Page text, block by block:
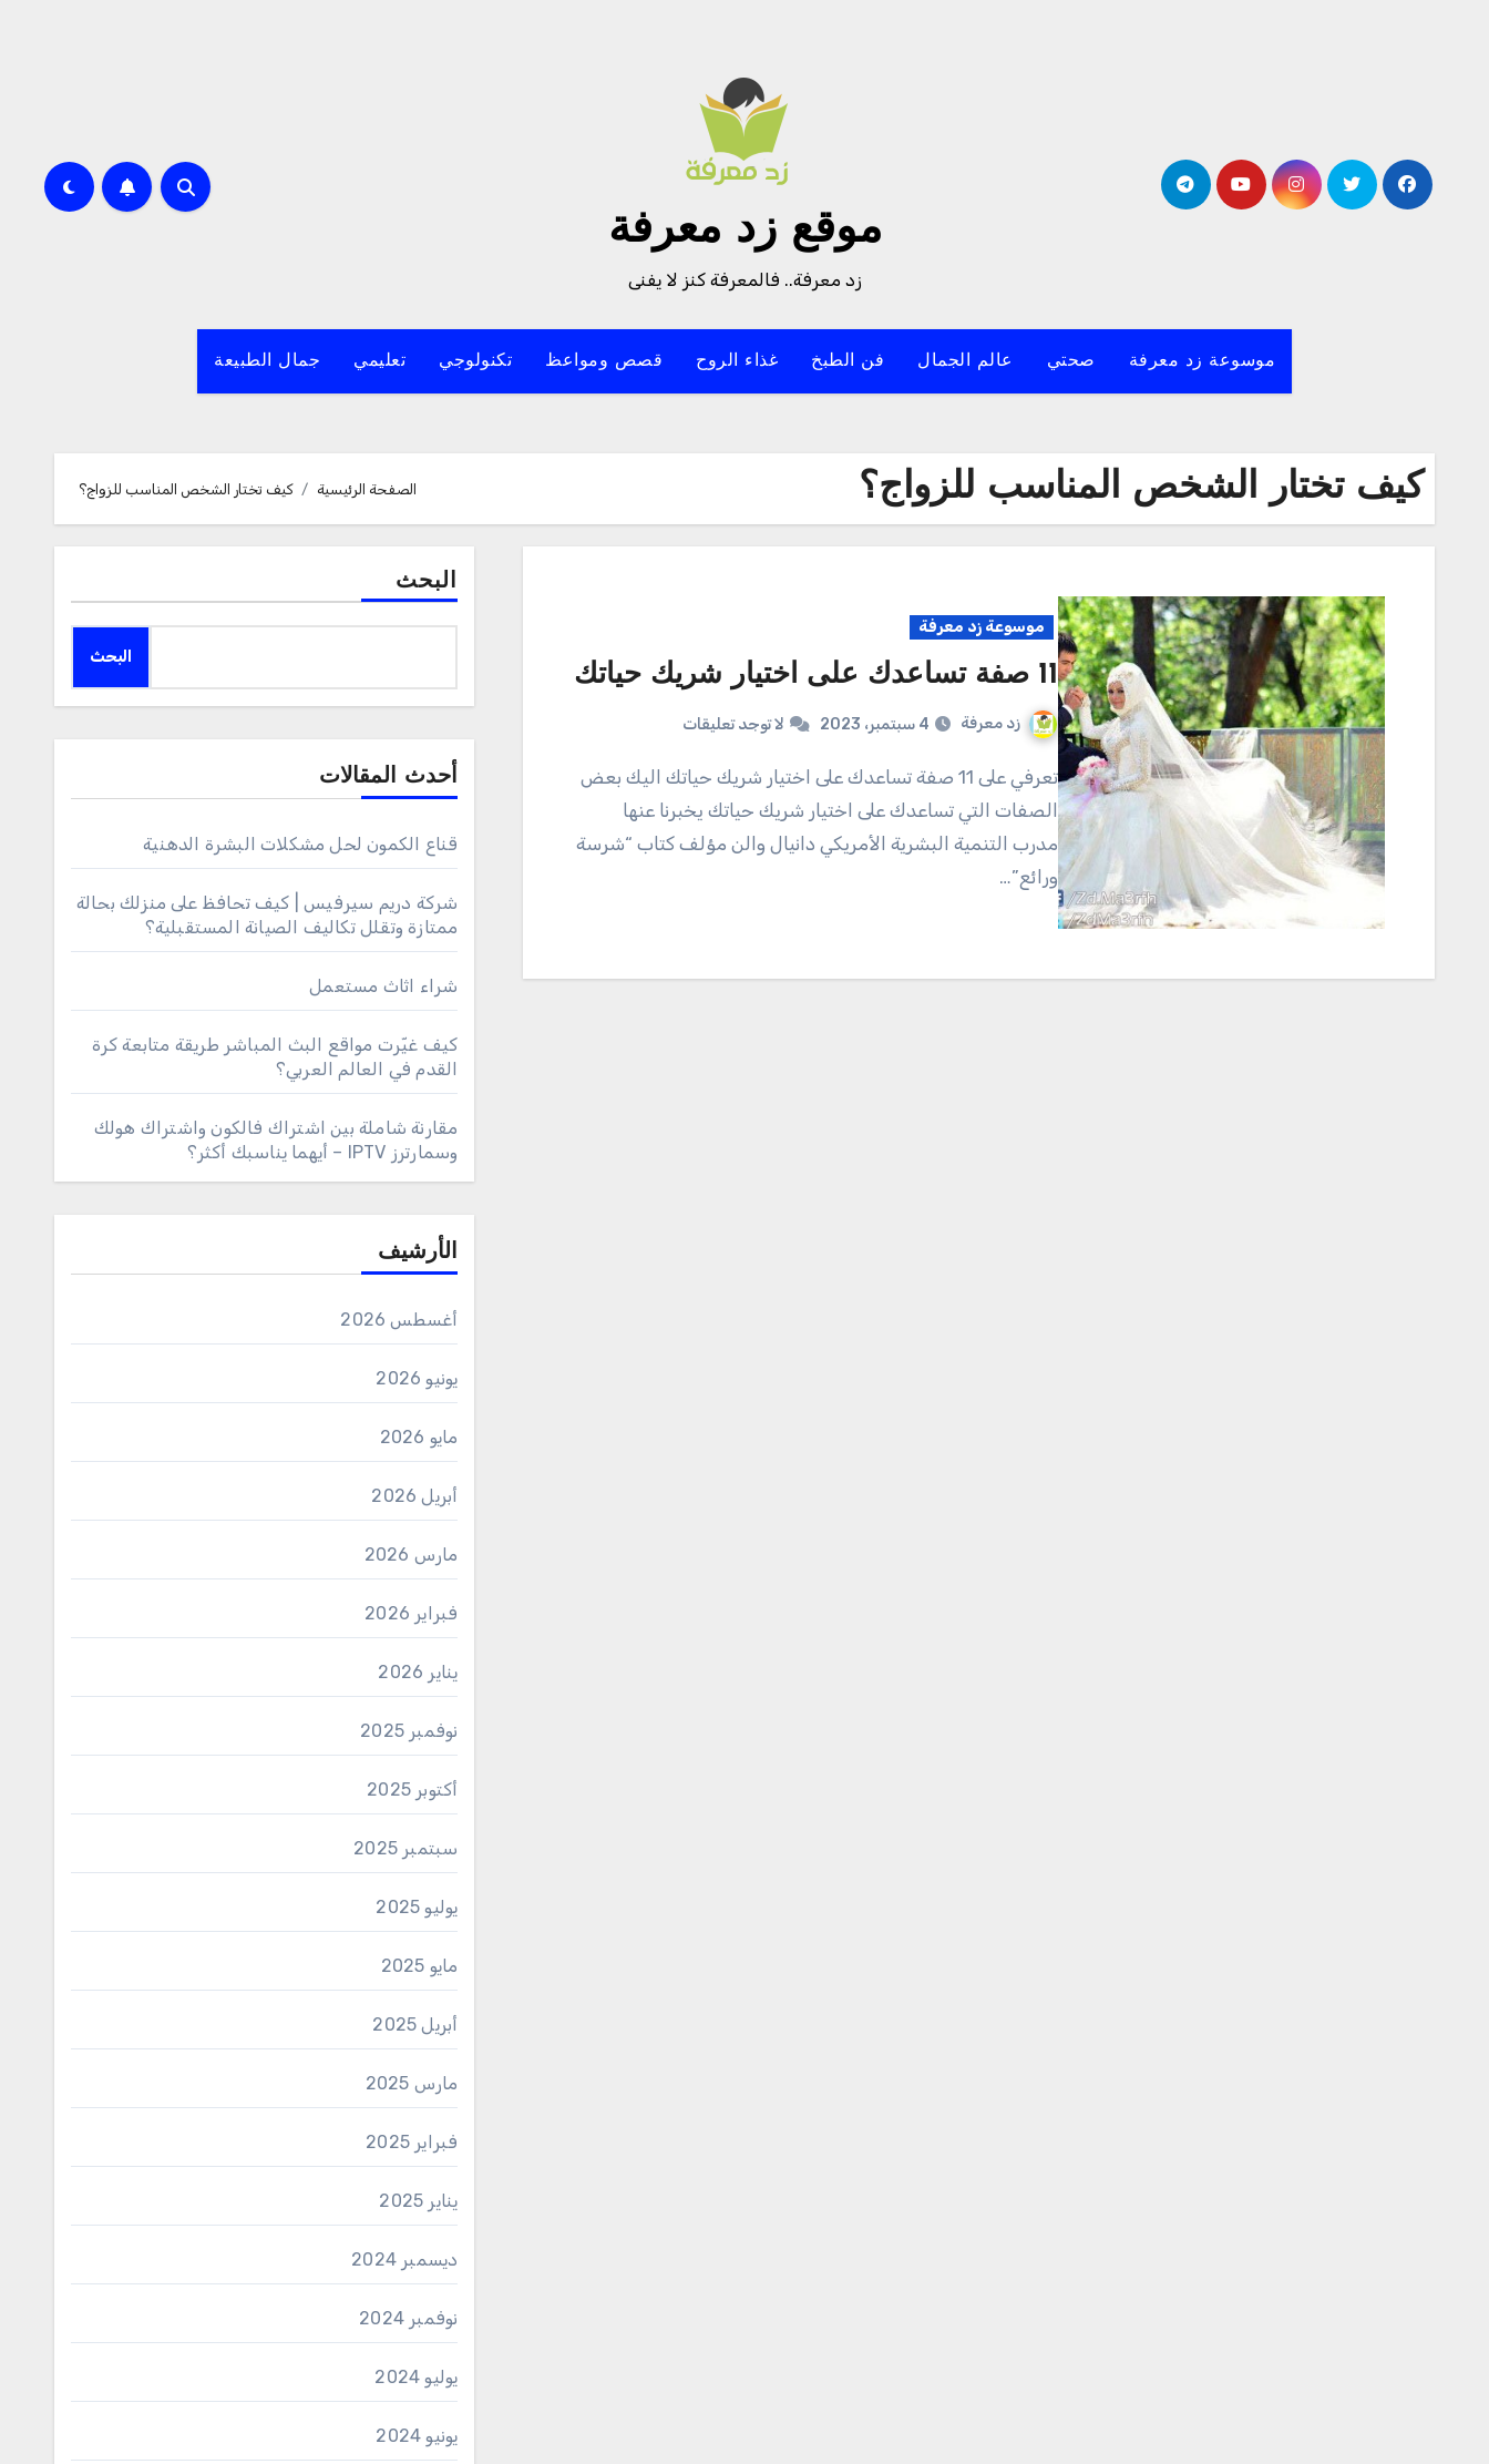
موقع زد معرفة
زد معرفة.. فالمعرفة كنز لا يفنى
موسوعة زد معرفة صحتي عالم الجمال فن الطبخ غذاء الروح قصص ومواعظ تكنولوجي تعليمي جمال الطبيعة
كيف تختار الشخص المناسب للزواج؟ الصفحة الرئيسية كيف تختار الشخص المناسب للزواج؟
موسوعة زد معرفة
11 صفة تساعدك على اختيار شريك حياتك
زد معرفة 4 سبتمبر، 2023 لا توجد تعليقات
تعرفي على 11 صفة تساعدك على اختيار شريك حياتك اليك بعض
الصفات التي تساعدك على اختيار شريك حياتك يخبرنا عنها
مدرب التنمية البشرية الأمريكي دانيال والن مؤلف كتاب “شرسة
ورائع”…
البحث
البحث
أحدث المقالات
قناع الكمون لحل مشكلات البشرة الدهنية
شركة دريم سيرفيس | كيف تحافظ على منزلك بحالة
ممتازة وتقلل تكاليف الصيانة المستقبلية؟
شراء اثاث مستعمل
كيف غيّرت مواقع البث المباشر طريقة متابعة كرة
القدم في العالم العربي؟
مقارنة شاملة بين اشتراك فالكون واشتراك هولك
وسمارترز IPTV – أيهما يناسبك أكثر؟
الأرشيف
أغسطس 2026
يونيو 2026
مايو 2026
أبريل 2026
مارس 2026
فبراير 2026
يناير 2026
نوفمبر 2025
أكتوبر 2025
سبتمبر 2025
يوليو 2025
مايو 2025
أبريل 2025
مارس 2025
فبراير 2025
يناير 2025
ديسمبر 2024
نوفمبر 2024
يوليو 2024
يونيو 2024